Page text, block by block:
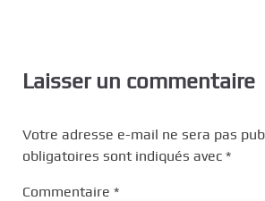
Laisser un commentaire
Votre adresse e-mail ne sera pas
obligatoires sont indiqués avec *
Commentaire *